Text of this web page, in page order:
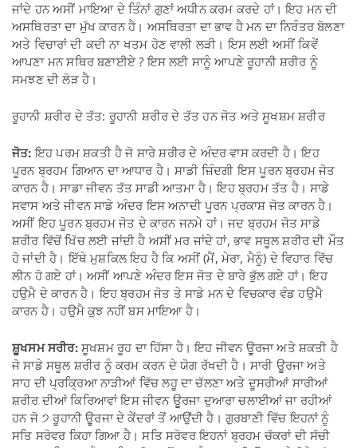
ਜਾਂਦੇ ਹਨ ਅਸੀਂ ਮਾਇਆ ਦੇ ਤਿੰਨਾਂ ਗੁਣਾਂ ਅਧੀਨ ਕਰਮ ਕਰਦੇ ਹਾਂ। ਇਹ ਮਨ ਦੀ
ਅਸਥਿਰਤਾ ਦਾ ਮੁੱਖ ਕਾਰਨ ਹੈ। ਅਸਥਿਰਤਾ ਦਾ ਭਾਵ ਹੈ ਮਨ ਦਾ ਨਿਰੰਤਰ ਬੋਲਣਾ
ਅਤੇ ਵਿਚਾਰਾਂ ਦੀ ਕਦੀ ਨਾ ਖਤਮ ਹੋਣ ਵਾਲੀ ਲੜੀ। ਇਸ ਲਈ ਅਸੀਂ ਕਿਵੇਂ
ਆਪਣਾ ਮਨ ਸਥਿਰ ਬਣਾਈਏ ? ਇਸ ਲਈ ਸਾਨੂੰ ਆਪਣੇ ਰੂਹਾਨੀ ਸ਼ਰੀਰ ਨੂੰ
ਸਮਝਣ ਦੀ ਲੋੜ ਹੈ।
ਰੂਹਾਨੀ ਸ਼ਰੀਰ ਦੇ ਤੱਤ: ਰੂਹਾਨੀ ਸ਼ਰੀਰ ਦੇ ਤੱਤ ਹਨ ਜੋਤ ਅਤੇ ਸੂਖਸ਼ਮ ਸ਼ਰੀਰ
ਜੋਤ: ਇਹ ਪਰਮ ਸ਼ਕਤੀ ਹੈ ਜੋ ਸਾਰੇ ਸ਼ਰੀਰ ਦੇ ਅੰਦਰ ਵਾਸ ਕਰਦੀ ਹੈ। ਇਹ
ਪੂਰਨ ਬ੍ਰਹਮ ਗਿਆਨ ਦਾ ਆਧਾਰ ਹੈ। ਸਾਡੀ ਜ਼ਿੰਦਗੀ ਇਸ ਪੂਰਨ ਬ੍ਰਹਮ ਜੋਤ
ਕਾਰਨ ਹੈ। ਸਾਡਾ ਜੀਵਨ ਤੱਤ ਸਾਡੀ ਆਤਮਾ ਹੈ। ਇਹ ਬ੍ਰਹਮ ਤੱਤ ਹੈ। ਸਾਡੇ
ਸਵਾਸ ਅਤੇ ਜੀਵਨ ਸਾਡੇ ਅੰਦਰ ਇਸ ਅਨਾਦੀ ਪੂਰਨ ਪ੍ਰਕਾਸ਼ ਜੋਤ ਕਾਰਨ ਹੈ।
ਅਸੀਂ ਇਹ ਪੂਰਨ ਬ੍ਰਹਮ ਜੋਤ ਦੇ ਕਾਰਨ ਜਨਮੇ ਹਾਂ। ਜਦ ਬ੍ਰਹਮ ਜੋਤ ਸਾਡੇ
ਸ਼ਰੀਰ ਵਿੱਚੋਂ ਖਿੱਚ ਲਈ ਜਾਂਦੀ ਹੈ ਅਸੀਂ ਮਰ ਜਾਂਦੇ ਹਾਂ, ਭਾਵ ਸਥੂਲ ਸ਼ਰੀਰ ਦੀ ਮੌਤ
ਹੋ ਜਾਂਦੀ ਹੈ। ਇੱਥੇ ਮੁਸ਼ਕਿਲ ਇਹ ਹੈ ਕਿ ਅਸੀਂ (ਮੈਂ, ਮੇਰਾ, ਮੈਨੂੰ) ਦੇ ਵਿਹਾਰ ਵਿੱਚ
ਲੀਨ ਹੋ ਗਏ ਹਾਂ। ਅਸੀਂ ਆਪਣੇ ਅੰਦਰ ਇਸ ਜੋਤ ਦੇ ਬਾਰੇ ਭੁੱਲ ਗਏ ਹਾਂ। ਇਹ
ਹਉਮੈ ਦੇ ਕਾਰਨ ਹੈ। ਇਹ ਬ੍ਰਹਮ ਜੋਤ ਤੇ ਸਾਡੇ ਮਨ ਦੇ ਵਿਚਕਾਰ ਵੰਡ ਹਉਮੈ
ਕਾਰਨ ਹੈ। ਹਉਮੈ ਕੁਝ ਨਹੀਂ ਬਸ ਮਾਇਆ ਹੈ।
ਸ਼ੂਖਸਮ ਸਰੀਰ: ਸੂਖਸ਼ਮ ਰੂਹ ਦਾ ਹਿੱਸਾ ਹੈ। ਇਹ ਜੀਵਨ ਉੂਰਜਾ ਅਤੇ ਸ਼ਕਤੀ ਹੈ
ਜੋ ਸਾਡੇ ਸਥੂਲ ਸ਼ਰੀਰ ਨੂੰ ਕਰਮ ਕਰਨ ਦੇ ਯੋਗ ਰੱਖਦੀ ਹੈ। ਸਾਰੀ ਉੂਰਜਾ ਅਤੇ
ਸਾਹ ਦੀ ਪ੍ਰਕ੍ਰਿਆ ਨਾੜੀਆਂ ਵਿੱਚ ਲਹੂ ਦਾ ਚੱਲਣਾ ਅਤੇ ਦੂਸਰੀਆਂ ਸਾਰੀਆਂ
ਸ਼ਰੀਰ ਦੀਆਂ ਕਿਰਿਆਵਾਂ ਇਸ ਜੀਵਨ ਉੂਰਜਾ ਦੁਆਰਾ ਚਲਾਈਆਂ ਜਾ ਰਹੀਆਂ
ਹਨ ਜੋ ੭ ਰੂਹਾਨੀ ਉੂਰਜਾ ਦੇ ਕੇਂਦਰਾਂ ਤੋਂ ਆਉਂਦੀ ਹੈ। ਗੁਰਬਾਣੀ ਵਿੱਚ ਇਹਨਾਂ ਨੂੰ
ਸਤਿ ਸਰੋਵਰ ਕਿਹਾ ਗਿਆ ਹੈ। ਸਤਿ ਸਰੋਵਰ ਇਹਨਾਂ ਬ੍ਰਹਮ ਚੱਕਰਾਂ ਦੀ ਸੱਚੀ